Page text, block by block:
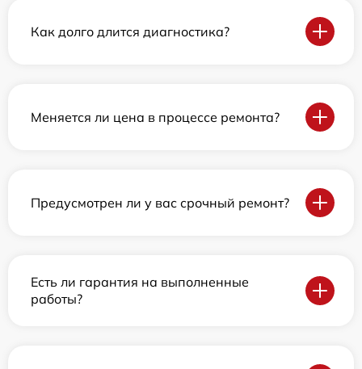
Как долго длится диагностика?
Меняется ли цена в процессе ремонта?
Предусмотрен ли у вас срочный ремонт?
Есть ли гарантия на выполненные
работы?